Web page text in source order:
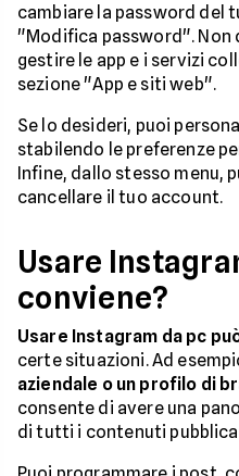
cambiare la password del
"Modifica password". Non
gestire le app e i servizi
sezione "App e siti web".
Se lo desideri, puoi
stabilendo le preferenze
Infine, dallo stesso menu,
cancellare il tuo account.
Usare
conviene?
Usare Instagram da pc
certe situazioni. Ad
aziendale o un profilo di
consente di avere una
di tutti i contenuti